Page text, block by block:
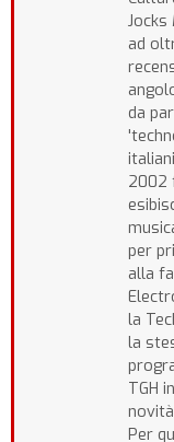
Jocks
ad
da
2002
per
alla
la
la
TGH
Per